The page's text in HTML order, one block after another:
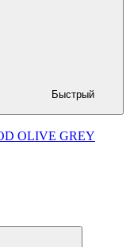
Быстрый
OLIVE GREY